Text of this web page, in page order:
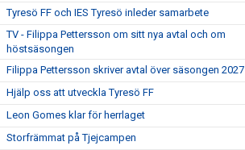
Tyresö FF och IES Tyresö inleder samarbete
TV - Filippa Pettersson om sitt nya avtal och om
höstsäsongen
Filippa Pettersson skriver avtal över säsongen 2027
Hjälp oss att utveckla Tyresö FF
Leon Gomes klar för herrlaget
Storfrämmat på Tjejcampen